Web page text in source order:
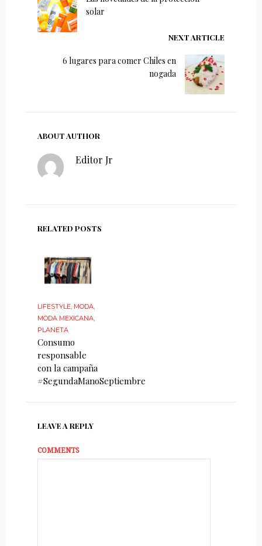
solar
NEXT ARTICLE
6 lugares para comer Chiles en
nogada
ABOUT AUTHOR
Editor Jr
RELATED POSTS
LIFESTYLE, MODA,
MODA MEXICANA,
PLANETA
Consumo
responsable
con la campaña
#SegundaManoSeptiembre
LEAVE A REPLY
COMMENTS